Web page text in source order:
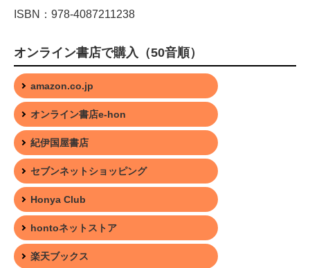
ISBN：978-4087211238
オンライン書店で購入（50音順）
amazon.co.jp
オンライン書店e-hon
紀伊国屋書店
セブンネットショッピング
Honya Club
hontoネットストア
楽天ブックス